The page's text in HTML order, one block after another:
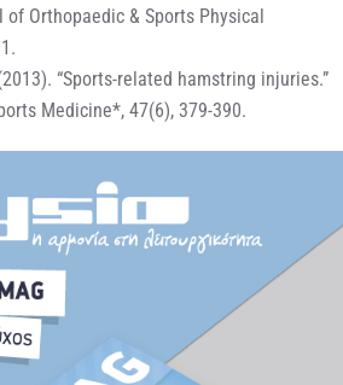
of Orthopaedic & Sports Physical
“Sports-related hamstring injuries.”
Medicine*, 47(6), 379-390.